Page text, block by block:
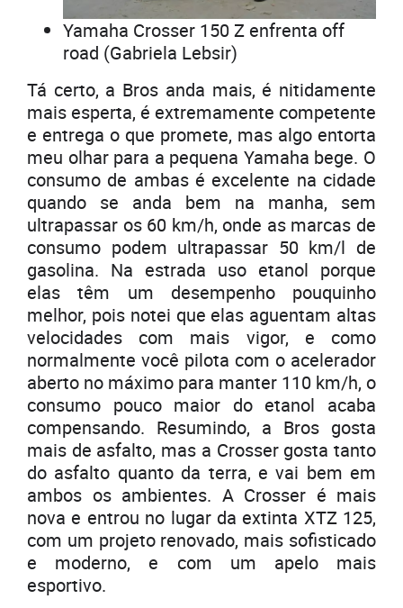
Yamaha Crosser 150 Z enfrenta off
road (Gabriela Lebsir)
Tá certo, a Bros anda mais, é nitidamente
mais esperta, é extremamente competente
e entrega o que promete, mas algo entorta
meu olhar para a pequena Yamaha bege. O
consumo de ambas é excelente na cidade
quando se anda bem na manha, sem
ultrapassar os 60 km/h, onde as marcas de
consumo podem ultrapassar 50 km/l de
gasolina. Na estrada uso etanol porque
elas têm um desempenho pouquinho
melhor, pois notei que elas aguentam altas
velocidades com mais vigor, e como
normalmente você pilota com o acelerador
aberto no máximo para manter 110 km/h, o
consumo pouco maior do etanol acaba
compensando. Resumindo, a Bros gosta
mais de asfalto, mas a Crosser gosta tanto
do asfalto quanto da terra, e vai bem em
ambos os ambientes. A Crosser é mais
nova e entrou no lugar da extinta XTZ 125,
com um projeto renovado, mais sofisticado
e moderno, e com um apelo mais
esportivo.